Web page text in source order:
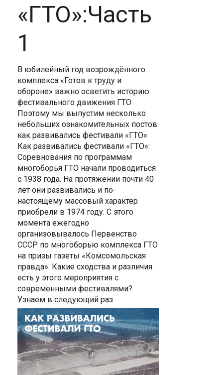
«ГТО»:Часть
1
В юбилейный год возрождённого
комплекса «Готов к труду и
обороне» важно осветить историю
фестивального движения ГТО.
Поэтому мы выпустим несколько
небольших ознакомительных постов
как развивались фестивали «ГТО»
Как развивались фестивали «ГТО»:
Соревнования по программам
многоборья ГТО начали проводиться
с 1938 года. На протяжении почти 40
лет они развивались и по-
настоящему массовый характер
приобрели в 1974 году. С этого
момента ежегодно
организовывалось Первенство
СССР по многоборью комплекса ГТО
на призы газеты «Комсомольская
правда». Какие сходства и различия
есть у этого мероприятия с
современными фестивалями?
Узнаем в следующий раз.